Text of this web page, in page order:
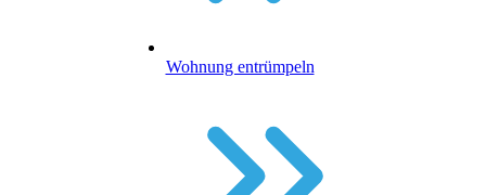
Wohnung entrümpeln